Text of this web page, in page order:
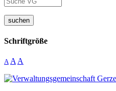
suchen
Schriftgröße
A A A